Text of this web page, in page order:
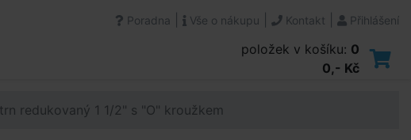
Poradna Vše o nákupu Kontakt Přihlášení
položek v košíku: 0
0,- Kč
redukovaný 1 1/2" s "O" kroužkem